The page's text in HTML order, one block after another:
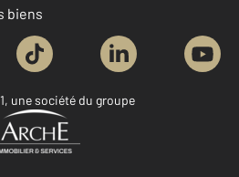
biens
une société du groupe